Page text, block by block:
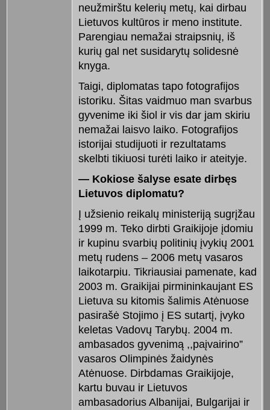
neužmirštu kelerių metų, kai dirbau
Lietuvos kultūros ir meno institute.
Parengiau nemažai straipsnių, iš
kurių gal net susidarytų solidesnė
knyga.
Taigi, diplomatas tapo fotografijos
istoriku. Šitas vaidmuo man svarbus
gyvenime iki šiol ir vis dar jam skiriu
nemažai laisvo laiko. Fotografijos
istorijai studijuoti ir rezultatams
skelbti tikiuosi turėti laiko ir ateityje.
— Kokiose šalyse esate dirbęs
Lietuvos diplomatu?
Į užsienio reikalų ministeriją sugrįžau
1999 m. Teko dirbti Graikijoje įdomiu
ir kupinu svarbių politinių įvykių 2001
metų rudens – 2006 metų vasaros
laikotarpiu. Tikriausiai pamenate, kad
2003 m. Graikijai pirmininkaujant ES
Lietuva su kitomis šalimis Atėnuose
pasirašė Stojimo į ES sutartį, įvyko
keletas Vadovų Tarybų. 2004 m.
ambasados gyvenimą ,,paįvairino”
vasaros Olimpinės žaidynės
Atėnuose. Dirbdamas Graikijoje,
kartu buvau ir Lietuvos
ambasadorius Albanijai, Bulgarijai ir